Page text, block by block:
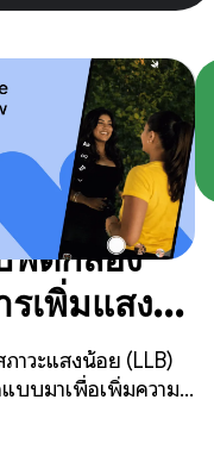
ฟีดกล้อง
เพิ่มแสง
ภาวะแสงน้อย (LLB)
บบมาเพื่อเพิ่มความ